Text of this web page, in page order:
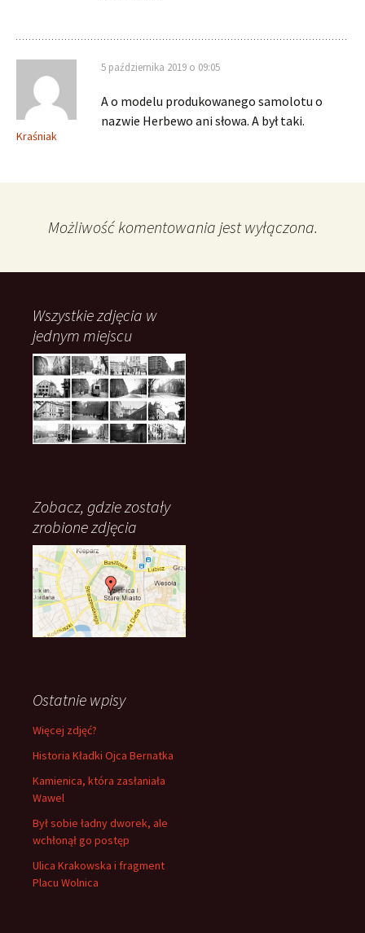
Kraśniak
5 października 2019 o 09:05
A o modelu produkowanego samolotu o
nazwie Herbewo ani słowa. A był taki.
Możliwość komentowania jest wyłączona.
Wszystkie zdjęcia w
jednym miejscu
Zobacz, gdzie zostały
zrobione zdjęcia
Ostatnie wpisy
Więcej zdjęć?
Historia Kładki Ojca Bernatka
Kamienica, która zasłaniała
Wawel
Był sobie ładny dworek, ale
wchłonął go postęp
Ulica Krakowska i fragment
Placu Wolnica